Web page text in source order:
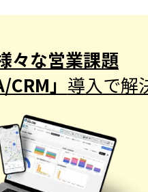
々な営業課題
CRM」 導入で解